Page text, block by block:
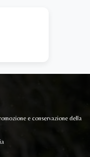
e conservazione della